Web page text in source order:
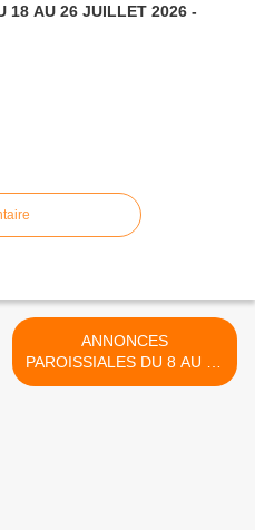
18 AU 26 JUILLET 2026 -
ANNONCES
PAROISSIALES DU 8 AU 19
OCTOBRE 2022 -